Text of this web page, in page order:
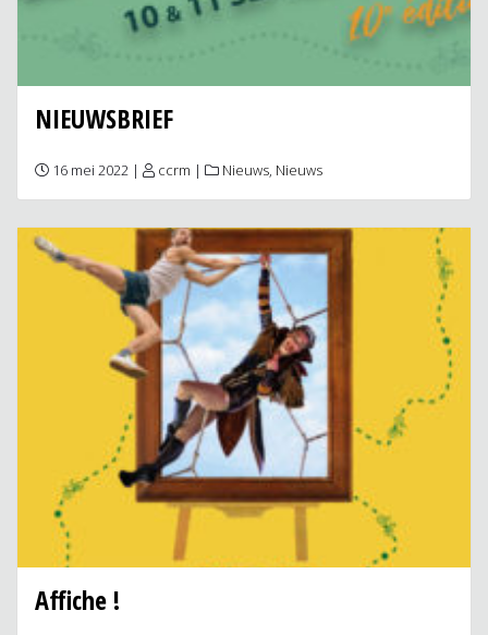
NIEUWSBRIEF
16 mei 2022 | ccrm | Nieuws Nieuws
Affiche !